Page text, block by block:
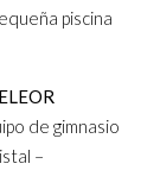
piscina
de gimnasio
–